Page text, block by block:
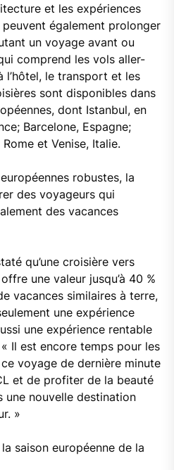
et les expériences
également prolonger
un voyage avant ou
comprend les vols aller-
l’hôtel, le transport et les
sont disponibles dans
dont Istanbul, en
Barcelone, Espagne;
et Venise, Italie.
robustes, la
des voyageurs qui
des vacances
qu’une croisière vers
une valeur jusqu’à 40 %
vacances similaires à terre,
une expérience
une expérience rentable
Il est encore temps pour les
voyage de dernière minute
et de profiter de la beauté
une nouvelle destination
»
saison européenne de la